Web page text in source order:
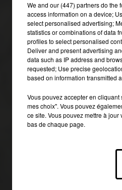
We and our (447) partnersdo the
access information on a device;
select personalised advertising;
statistics or combinations of data
profiles to select personalised
Deliver and present advertising
data such as IP address and
requested; Use precise
based on information transmitted
Vous pouvez accepter en
mes choix". Vous pouvez
ce site. Vous pouvez mettre à
bas de chaque page.